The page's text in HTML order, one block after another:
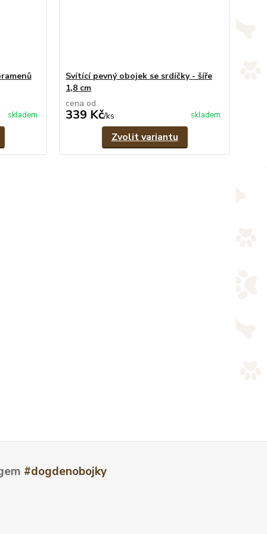
skladem
Svítící pevný obojek se srdíčky - šíře
1,8 cm
cena od
339 Kč/ks skladem
Zvolit variantu
#dogdenobojky